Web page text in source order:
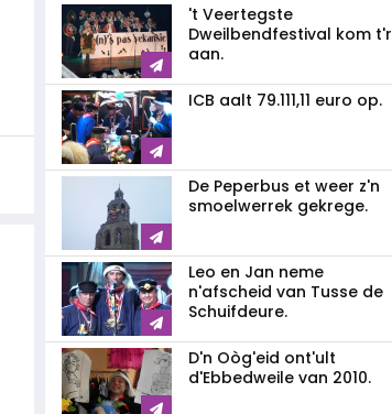
't Veertegste
Dweilbendfestival kom t'r
aan.
ICB aalt 79.111,11 euro op.
De Peperbus et weer z'n
smoelwerrek gekrege.
Leo en Jan neme
n'afscheid van Tusse de
Schuifdeure.
D'n Oòg'eid ont'ult
d'Ebbedweile van 2010.